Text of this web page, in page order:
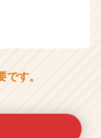
す。